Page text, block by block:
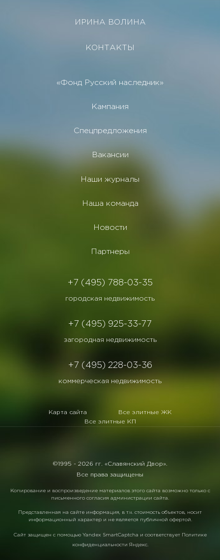
ИРИНА ВОЛИНА
КОНТАКТЫ
«Фонд Русский наследник»
Кампания
Спецпредложения
Вакансии
Наши журналы
Наша команда
Новости
Партнеры
+7 (495) 788-03-35
городская недвижимость
+7 (495) 925-33-77
загородная недвижимость
+7 (495) 228-03-36
коммерческая недвижимость
Карта сайта
Все элитные ЖК
Все элитные КП
©1995 - 2026 гг. «Славянский Двор».
Все права защищены
Копирование и воспроизведение материалов этого сайта возможно только с
письменного согласия администрации сайта.
Представленная на сайте информация, в т.ч. стоимость объектов, носит
информационный характер и не является публичной офертой.
Сайт защищен с помощью Yandex SmartCaptcha и соответствует Политике
конфиденциальности Яндекс.